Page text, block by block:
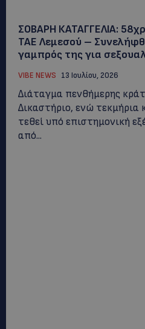
ΣΟΒΑΡΗ ΚΑΤΑΓΓΕΛΙΑ:
ΤΑΕ Λεμεσού –
γαμπρός της για
VIBE NEWS 13 Ιουλίου, 2026
Διάταγμα πενθήμερης
Δικαστήριο, ενώ τεκμήρια
τεθεί υπό επιστημονική
από...